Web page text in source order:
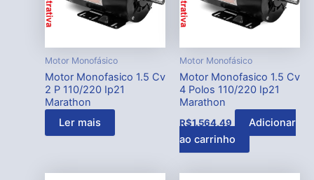
Motor Monofásico
Motor Monofasico 1.5 Cv
2 P 110/220 Ip21
Marathon
Ler mais
Motor Monofásico
Motor Monofasico 1.5 Cv
4 Polos 110/220 Ip21
Marathon
R$1.564,49
Adicionar
ao carrinho